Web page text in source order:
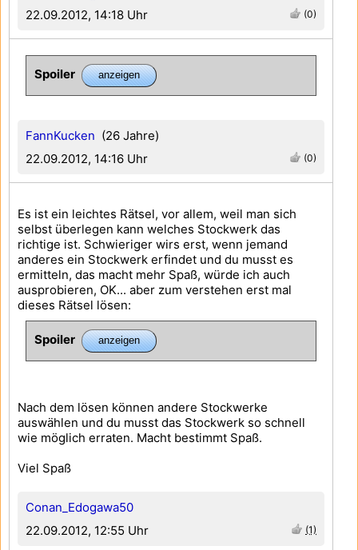
22.09.2012, 14:18 Uhr
(0)
FannKucken (26 Jahre)
22.09.2012, 14:16 Uhr
(0)
Spoiler
Conan_Edogawa50
22.09.2012, 12:55 Uhr
(1)
Es ist ein leichtes Rätsel, vor allem, weil man sich
selbst überlegen kann welches Stockwerk das
richtige ist. Schwieriger wirs erst, wenn jemand
anderes ein Stockwerk erfindet und du musst es
ermitteln, das macht mehr Spaß, würde ich auch
ausprobieren, OK... aber zum verstehen erst mal
dieses Rätsel lösen:
Spoiler
Nach dem lösen können andere Stockwerke
auswählen und du musst das Stockwerk so schnell
wie möglich erraten. Macht bestimmt Spaß.
Viel Spaß